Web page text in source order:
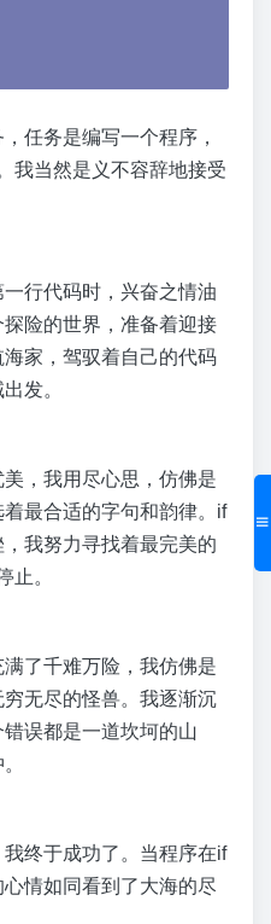
任务是编写一个程序，
我当然是义不容辞地接受
行代码时，兴奋之情油
险的世界，准备着迎接
家，驾驭着自己的代码
发。
，我用尽心思，仿佛是
最合适的字句和韵律。if
我努力寻找着最完美的
止。
了千难万险，我仿佛是
无尽的怪兽。我逐渐沉
误都是一道坎坷的山
终于成功了。当程序在if
情如同看到了大海的尽